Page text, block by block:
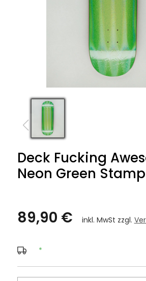
Deck Fucking
Neon Green Stamp
89,90 € inkl. MwSt zzgl.
*